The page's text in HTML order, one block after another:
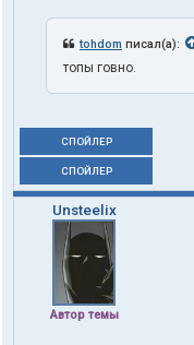
tohdom писал(а):
топы говно.
СПОЙЛЕР
СПОЙЛЕР
Unsteelix
Автор темы